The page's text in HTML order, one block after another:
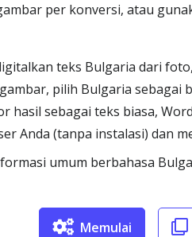
per konversi, atau
teks Bulgaria dari
pilih Bulgaria sebagai
hasil sebagai teks biasa,
Anda (tanpa instalasi) dan
umum berbahasa
Memulai